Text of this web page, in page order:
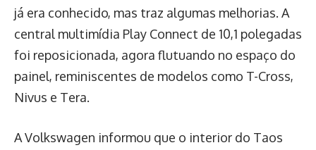
já era conhecido, mas traz algumas melhorias. A
central multimídia Play Connect de 10,1 polegadas
foi reposicionada, agora flutuando no espaço do
painel, reminiscentes de modelos como T-Cross,
Nivus e Tera.
A Volkswagen informou que o interior do Taos